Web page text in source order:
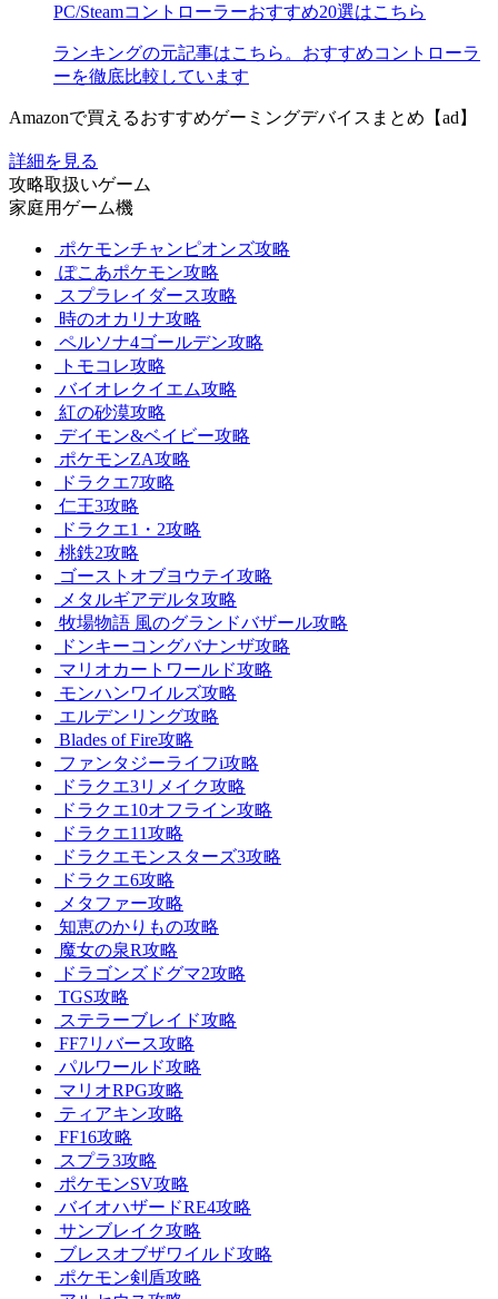
PC/Steamコントローラーおすすめ20選はこちら
ランキングの元記事はこちら。おすすめコントローラ
ーを徹底比較しています
Amazonで買えるおすすめゲーミングデバイスまとめ【ad】
詳細を見る
攻略取扱いゲーム
家庭用ゲーム機
ポケモンチャンピオンズ攻略
ぽこあポケモン攻略
スプラレイダース攻略
時のオカリナ攻略
ペルソナ4ゴールデン攻略
トモコレ攻略
バイオレクイエム攻略
紅の砂漠攻略
デイモン&ベイビー攻略
ポケモンZA攻略
ドラクエ7攻略
仁王3攻略
ドラクエ1・2攻略
桃鉄2攻略
ゴーストオブヨウテイ攻略
メタルギアデルタ攻略
牧場物語 風のグランドバザール攻略
ドンキーコングバナンザ攻略
マリオカートワールド攻略
モンハンワイルズ攻略
エルデンリング攻略
Blades of Fire攻略
ファンタジーライフi攻略
ドラクエ3リメイク攻略
ドラクエ10オフライン攻略
ドラクエ11攻略
ドラクエモンスターズ3攻略
ドラクエ6攻略
メタファー攻略
知恵のかりもの攻略
魔女の泉R攻略
ドラゴンズドグマ2攻略
TGS攻略
ステラーブレイド攻略
FF7リバース攻略
パルワールド攻略
マリオRPG攻略
ティアキン攻略
FF16攻略
スプラ3攻略
ポケモンSV攻略
バイオハザードRE4攻略
サンブレイク攻略
ブレスオブザワイルド攻略
ポケモン剣盾攻略